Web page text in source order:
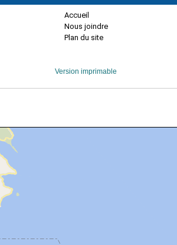
Accueil
Nous joindre
Plan du site
Version imprimable